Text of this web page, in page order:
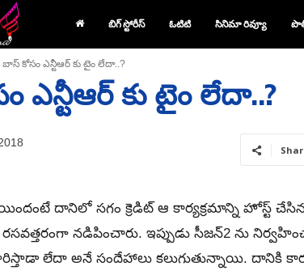
బిగ్ స్టోరీస్ ఓటిటి సినిమా రివ్యూ
బాస్ కోసం ఎన్టీఆర్ కు టైం లేదా..?
ఎన్టీఆర్ కు టైం లేదా..?
దానిలో సగం క్రెడిట్ ఆ కార్యక్రమాన్ని హోస్ట్ చేసిన
నడిపించారు. ఇప్పుడు సీజన్2 ను
లేదా అనే సందేహాలు కలుగుతున్నాయి. దానికి